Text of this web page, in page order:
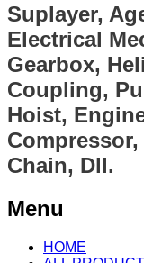
Suplayer,
Electrical
Gearbox,
Coupling,
Hoist,
Chain, Dll.
Menu
Skip
HOME